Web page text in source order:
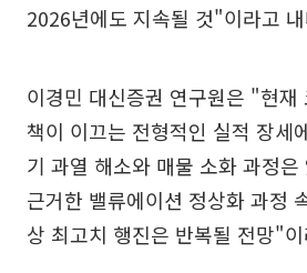
2026년에도 지속될 것"이라고
이경민 대신증권 연구원은 "현재
책이 이끄는 전형적인 실적 장세
기 과열 해소와 매물 소화 과정은
근거한 밸류에이션 정상화 과정
상 최고치 행진은 반복될 전망"